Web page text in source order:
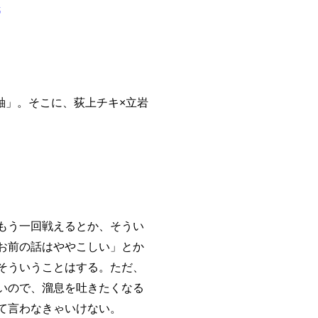
。そこに、荻上チキ×立岩
一回戦えるとか、そうい
前の話はややこしい」とか
いうことはする。ただ、
ので、溜息を吐きたくなる
わなきゃいけない。